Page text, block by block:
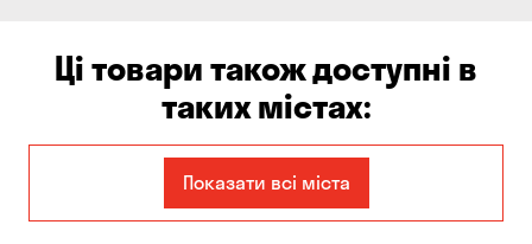
Ці товари також доступні в
таких містах:
Єлизаветівка
Авангард Бабурка
Показати всі міста